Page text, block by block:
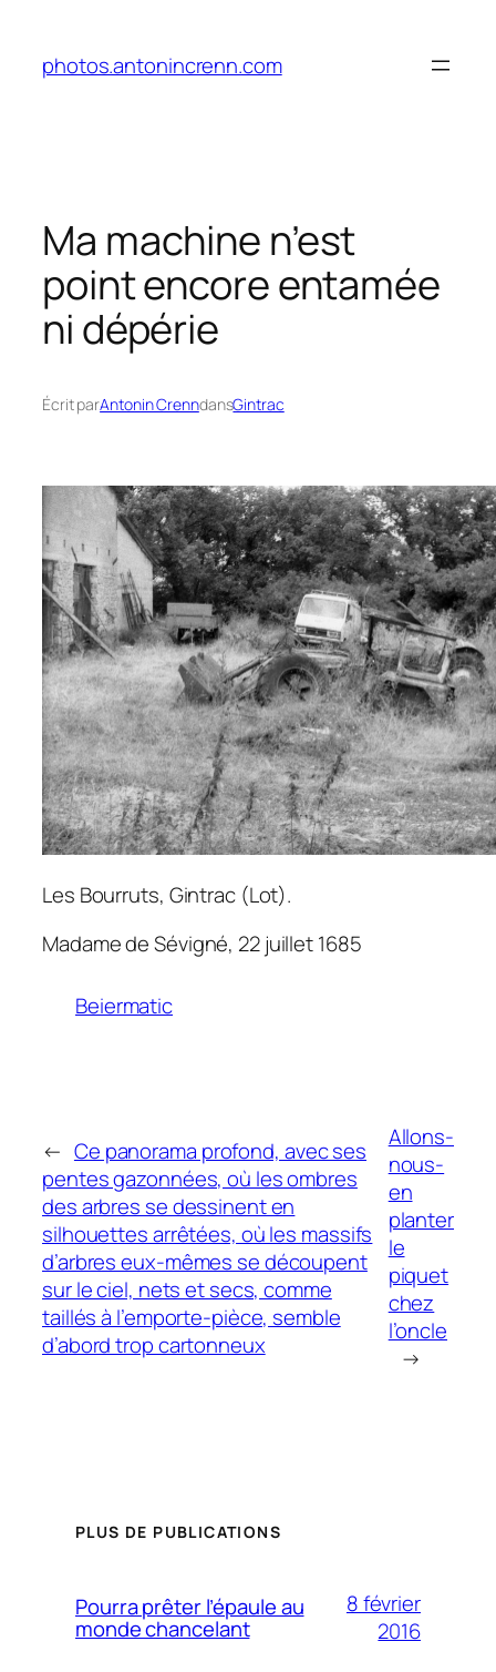
contenu
photos.antonincrenn.com
Ma machine n’est
point encore entamée
ni dépérie
Écrit parAntonin CrenndansGintrac
Les Bourruts, Gintrac (Lot).
Madame de Sévigné, 22 juillet 1685
Beiermatic
← Ce panorama profond, avec ses
pentes gazonnées, où les ombres
des arbres se dessinent en
silhouettes arrêtées, où les massifs
d’arbres eux-mêmes se découpent
sur le ciel, nets et secs, comme
taillés à l’emporte-pièce, semble
d’abord trop cartonneux
Allons-
nous-
en
planter
le
piquet
chez
l’oncle
→
PLUS DE PUBLICATIONS
Pourra prêter l’épaule au
monde chancelant
8 février
2016